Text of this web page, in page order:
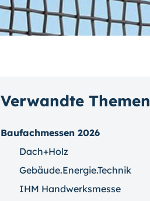
Verwandte Themen
Baufachmessen 2026
Dach+Holz
Gebäude.Energie.Technik
IHM Handwerksmesse